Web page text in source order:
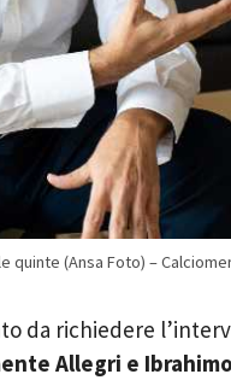
quinte (Ansa Foto) –
da richiedere
Allegri e